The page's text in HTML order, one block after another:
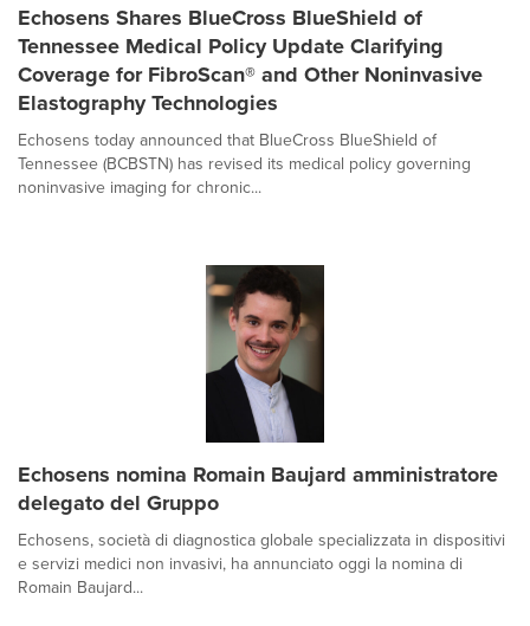
Echosens Shares BlueCross BlueShield of
Tennessee Medical Policy Update Clarifying
Coverage for FibroScan® and Other Noninvasive
Elastography Technologies
Echosens today announced that BlueCross BlueShield of
Tennessee (BCBSTN) has revised its medical policy governing
noninvasive imaging for chronic...
Echosens nomina Romain Baujard amministratore
delegato del Gruppo
Echosens, società di diagnostica globale specializzata in dispositivi
e servizi medici non invasivi, ha annunciato oggi la nomina di
Romain Baujard...